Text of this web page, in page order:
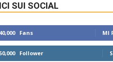
SUI SOCIAL
Fans MI
Follower